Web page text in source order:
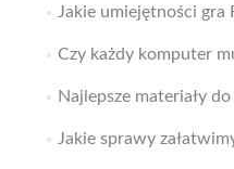
Jakie umiejętności gra
Czy każdy komputer
Najlepsze materiały
Jakie sprawy